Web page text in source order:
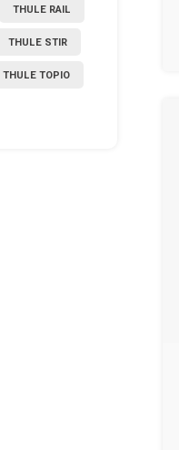
THULE RAIL
THULE STIR
THULE TOPIO